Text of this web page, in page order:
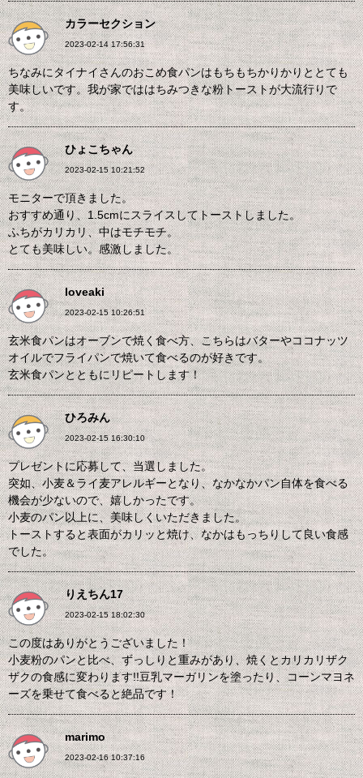
カラーセクション
2023-02-14 17:56:31
ちなみにタイナイさんのおこめ食パンはもちもちかりかりととても
美味しいです。我が家でははちみつきな粉トーストが大流行りで
す。
ひょこちゃん
2023-02-15 10:21:52
モニターで頂きました。
おすすめ通り、1.5cmにスライスしてトーストしました。
ふちがカリカリ、中はモチモチ。
とても美味しい。感激しました。
loveaki
2023-02-15 10:26:51
玄米食パンはオーブンで焼く食べ方、こちらはバターやココナッツ
オイルでフライパンで焼いて食べるのが好きです。
玄米食パンとともにリピートします！
ひろみん
2023-02-15 16:30:10
プレゼントに応募して、当選しました。
突如、小麦＆ライ麦アレルギーとなり、なかなかパン自体を食べる
機会が少ないので、嬉しかったです。
小麦のパン以上に、美味しくいただきました。
トーストすると表面がカリッと焼け、なかはもっちりして良い食感
でした。
りえちん17
2023-02-15 18:02:30
この度はありがとうございました！
小麦粉のパンと比べ、ずっしりと重みがあり、焼くとカリカリザク
ザクの食感に変わります!!豆乳マーガリンを塗ったり、コーンマヨネ
ーズを乗せて食べると絶品です！
marimo
2023-02-16 10:37:16